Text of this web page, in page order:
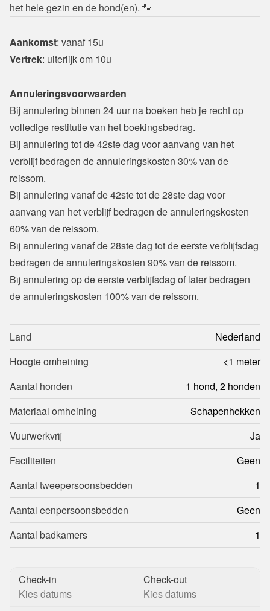
het hele gezin en de hond(en). 🐾
Aankomst
Vertrek: uiterlijk om 10u
Annuleringsvoorwaarden
Bij annulering binnen 24 uur na boeken heb je recht op
volledige restitutie van het boekingsbedrag.
Bij annulering tot de 42ste dag voor aanvang van het
verblijf bedragen de annuleringskosten 30% van de
reissom.
Bij annulering vanaf de 42ste tot de 28ste dag voor
aanvang van het verblijf bedragen de annuleringskosten
60% van de reissom.
Bij annulering vanaf de 28ste dag tot de eerste verblijfsdag
bedragen de annuleringskosten 90% van de reissom.
Bij annulering op de eerste verblijfsdag of later bedragen
de annuleringskosten 100% van de reissom.
Land
Nederland
Hoogte omheining
<1 meter
Aantal honden
1 hond, 2 honden
Materiaal omheining
Schapenhekken
Vuurwerkvrij
Ja
Faciliteiten
Geen
Aantal tweepersoonsbedden
1
Aantal eenpersoonsbedden
Geen
Aantal badkamers
1
Check-in
Kies datums
Check-out
Kies datums